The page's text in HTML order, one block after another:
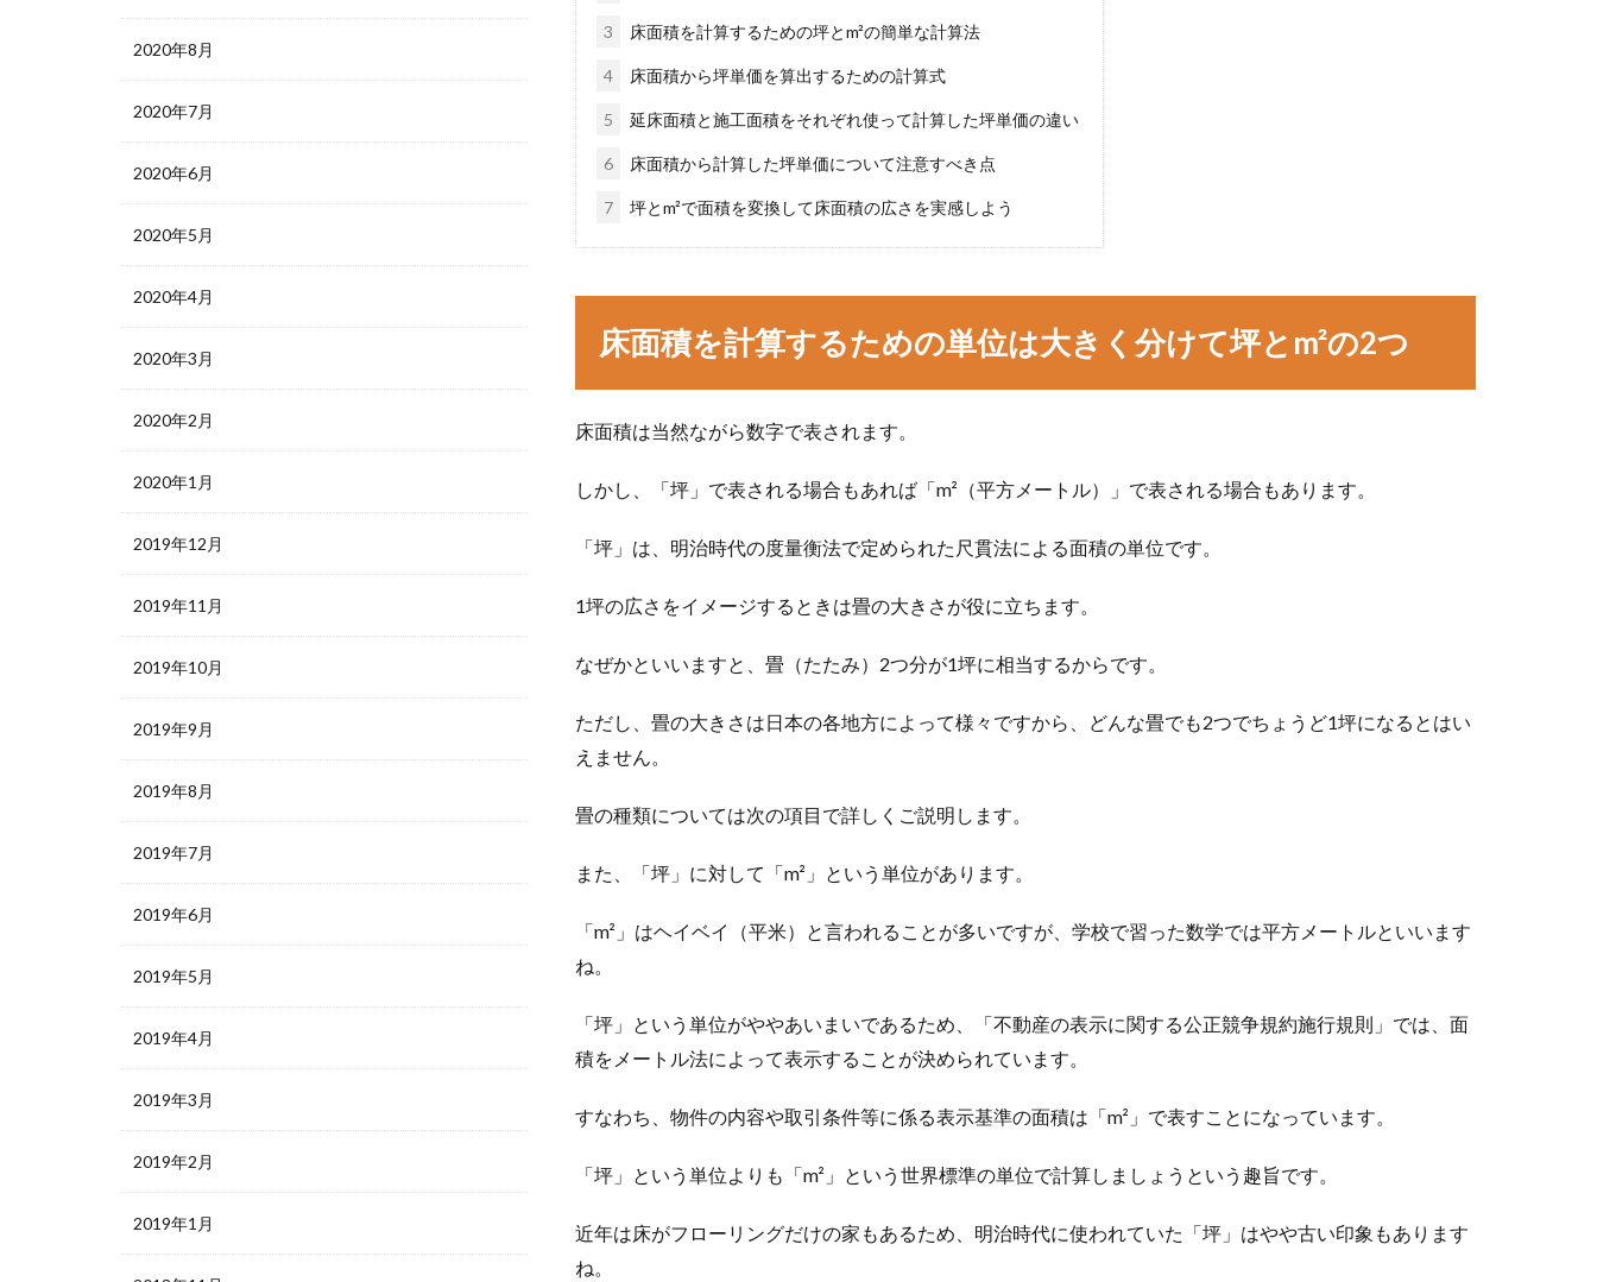
3 床面積を計算するための坪とm²の簡単な計算法
4 床面積から坪単価を算出するための計算式
5 延床面積と施工面積をそれぞれ使って計算した坪単価の違い
6 床面積から計算した坪単価について注意すべき点
7 坪とm²で面積を変換して床面積の広さを実感しよう
床面積を計算するための単位は大きく分けて坪とm²の2つ
床面積は当然ながら数字で表されます。
しかし、「坪」で表される場合もあれば「m²（平方メートル）」で表される場合もあります。
「坪」は、明治時代の度量衡法で定められた尺貫法による面積の単位です。
1坪の広さをイメージするときは畳の大きさが役に立ちます。
なぜかといいますと、畳（たたみ）2つ分が1坪に相当するからです。
ただし、畳の大きさは日本の各地方によって様々ですから、どんな畳でも2つでちょうど1坪になるとはい
えません。
畳の種類については次の項目で詳しくご説明します。
また、「坪」に対して「m²」という単位があります。
「m²」はヘイベイ（平米）と言われることが多いですが、学校で習った数学では平方メートルといいます
ね。
「坪」という単位がややあいまいであるため、「不動産の表示に関する公正競争規約施行規則」では、面
積をメートル法によって表示することが決められています。
すなわち、物件の内容や取引条件等に係る表示基準の面積は「m²」で表すことになっています。
「坪」という単位よりも「m²」という世界標準の単位で計算しましょうという趣旨です。
近年は床がフローリングだけの家もあるため、明治時代に使われていた「坪」はやや古い印象もあります
ね。
2020年8月
2020年7月
2020年6月
2020年5月
2020年4月
2020年3月
2020年2月
2020年1月
2019年12月
2019年11月
2019年10月
2019年9月
2019年8月
2019年7月
2019年6月
2019年5月
2019年4月
2019年3月
2019年2月
2019年1月